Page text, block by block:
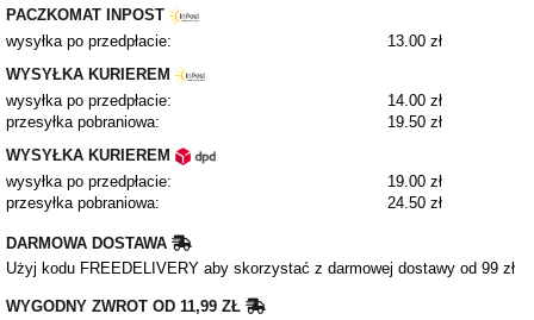
PACZKOMAT INPOST
wysyłka po przedpłacie:
13.00 zł
WYSYŁKA KURIEREM
wysyłka po przedpłacie:
14.00 zł
przesyłka pobraniowa:
19.50 zł
WYSYŁKA KURIEREM
wysyłka po przedpłacie:
19.00 zł
przesyłka pobraniowa:
24.50 zł
DARMOWA DOSTAWA
Użyj kodu FREEDELIVERY aby skorzystać z darmowej dostawy od 99 zł
WYGODNY ZWROT OD 11,99 ZŁ